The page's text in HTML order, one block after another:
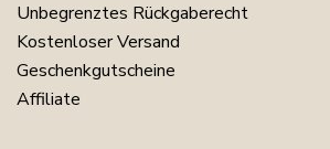
Unbegrenztes Rückgaberecht
Kostenloser Versand
Geschenkgutscheine
Affiliate